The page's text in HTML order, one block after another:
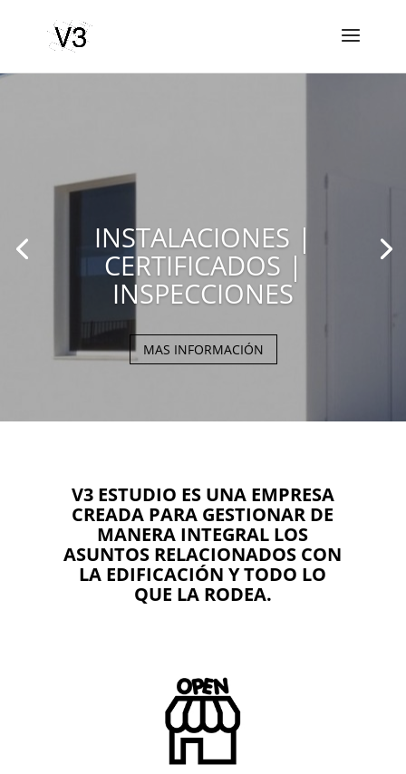
INSTALACIONES |
CERTIFICADOS |
INSPECCIONES
MAS INFORMACIÓN
V3 ESTUDIO ES UNA EMPRESA
CREADA PARA GESTIONAR DE
MANERA INTEGRAL LOS
ASUNTOS RELACIONADOS CON
LA EDIFICACIÓN Y TODO LO
QUE LA RODEA.